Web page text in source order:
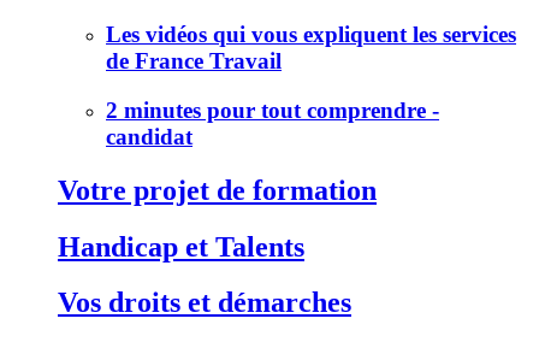
Les vidéos qui vous expliquent les services
de France Travail
2 minutes pour tout comprendre -
candidat
Votre projet de formation
Handicap et Talents
Vos droits et démarches